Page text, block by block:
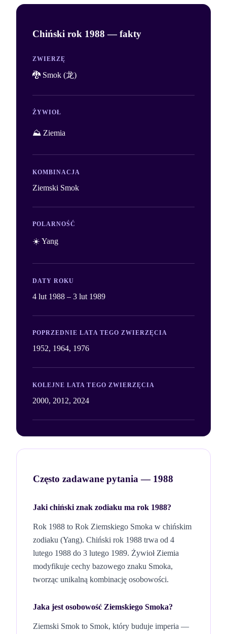
Chiński rok 1988 — fakty
ZWIERZĘ
🐉 Smok (龙)
ŻYWIOŁ
⛰️ Ziemia
KOMBINACJA
Ziemski Smok
POLARNOŚĆ
☀️ Yang
DATY ROKU
4 lut 1988 – 3 lut 1989
POPRZEDNIE LATA TEGO ZWIERZĘCIA
1952, 1964, 1976
KOLEJNE LATA TEGO ZWIERZĘCIA
2000, 2012, 2024
Często zadawane pytania — 1988
Jaki chiński znak zodiaku ma rok 1988?
Rok 1988 to Rok Ziemskiego Smoka w chińskim
zodiaku (Yang). Chiński rok 1988 trwa od 4
lutego 1988 do 3 lutego 1989. Żywioł Ziemia
modyfikuje cechy bazowego znaku Smoka,
tworząc unikalną kombinację osobowości.
Jaka jest osobowość Ziemskiego Smoka?
Ziemski Smok to Smok, który buduje imperia —